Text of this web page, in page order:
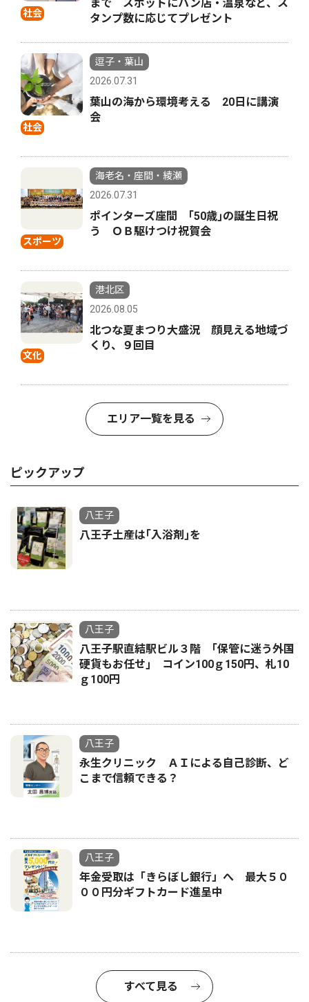
社会
まで スポットにパン店・温泉など、ス
タンプ数に応じてプレゼント
社会
逗子・葉山
2026.07.31
葉山の海から環境考える 20日に講演
会
スポーツ
海老名・座間・綾瀬
2026.07.31
ポインターズ座間 ｢50歳｣の誕生日祝
う ＯＢ駆けつけ祝賀会
文化
港北区
2026.08.05
北つな夏まつり大盛況 顔見える地域づ
くり、９回目
エリア一覧を見る
ピックアップ
八王子
八王子土産は｢入浴剤｣を
八王子
八王子駅直結駅ビル３階 ｢保管に迷う外国
硬貨もお任せ｣ コイン100ｇ150円、札10
ｇ100円
八王子
永生クリニック ＡＩによる自己診断、ど
こまで信頼できる？
八王子
年金受取は「きらぼし銀行」へ 最大５０
００円分ギフトカード進呈中
すべて見る